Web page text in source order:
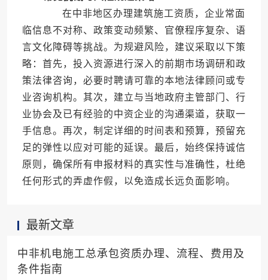
在中非地区办理建筑施工资质，企业常面
临信息不对称、政策变动频繁、官僚程序复杂、语
言文化障碍等挑战。为规避风险，建议采取以下策
略：首先，投入资源进行深入的前期市场调研和政
策法律咨询，必要时聘请可靠的本地法律顾问或专
业咨询机构。其次，建立与当地政府主管部门、行
业协会及已有经验的中资企业的沟通渠道，获取一
手信息。再次，制定详细的时间表和预算，预留充
足的弹性以应对可能的延误。最后，始终保持诚信
原则，确保所有申报材料的真实性与准确性，杜绝
任何形式的弄虚作假，以免造成长远负面影响。
最新文章
中非机电施工总承包资质办理、流程、费用及
条件指南